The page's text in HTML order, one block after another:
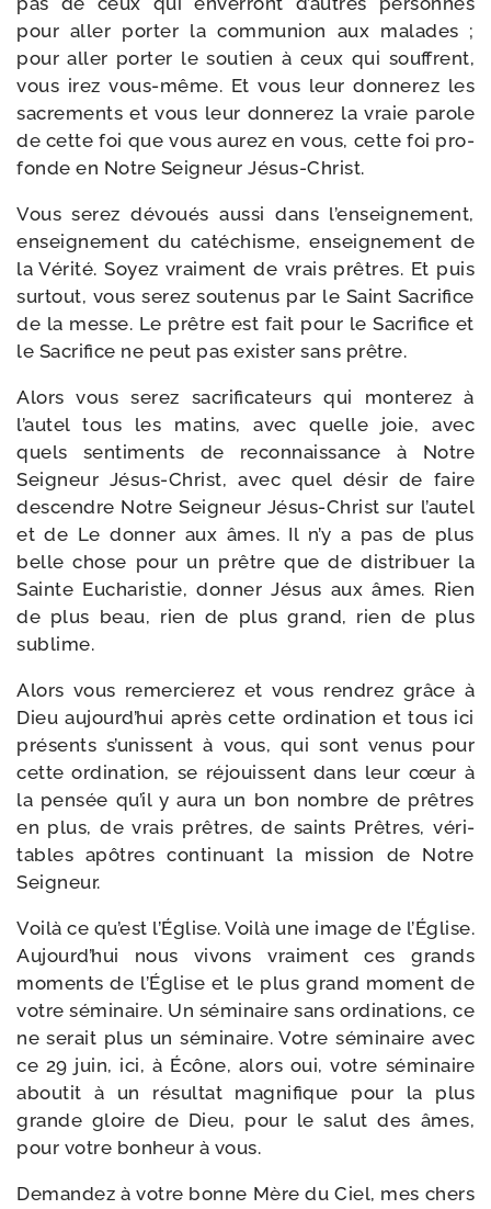
pour aller por­ter la com­mu­nion aux malades ;
pour aller por­ter le sou­tien à ceux qui souffrent,
vous irez vous-​même. Et vous leur don­ne­rez les
sacre­ments et vous leur don­ne­rez la vraie parole
de cette foi que vous aurez en vous, cette foi pro­
fonde en Notre Seigneur Jésus-Christ.
Vous serez dévoués aus­si dans l’enseignement,
ensei­gne­ment du caté­chisme, ensei­gne­ment de
la Vérité. Soyez vrai­ment de vrais prêtres. Et puis
sur­tout, vous serez sou­te­nus par le Saint Sacrifice
de la messe. Le prêtre est fait pour le Sacrifice et
le Sacrifice ne peut pas exis­ter sans prêtre.
Alors vous serez sacri­fi­ca­teurs qui mon­te­rez à
l’autel tous les matins, avec quelle joie, avec
quels sen­ti­ments de recon­nais­sance à Notre
Seigneur Jésus-​Christ, avec quel désir de faire
des­cendre Notre Seigneur Jésus-​Christ sur l’autel
et de Le don­ner aux âmes. Il n’y a pas de plus
belle chose pour un prêtre que de dis­tri­buer la
Sainte Eucharistie, don­ner Jésus aux âmes. Rien
de plus beau, rien de plus grand, rien de plus
sublime.
Alors vous remer­cie­rez et vous ren­drez grâce à
Dieu aujourd’hui après cette ordi­na­tion et tous ici
pré­sents s’unissent à vous, qui sont venus pour
cette ordi­na­tion, se réjouissent dans leur cœur à
la pen­sée qu’il y aura un bon nombre de prêtres
en plus, de vrais prêtres, de saints Prêtres, véri­
tables apôtres conti­nuant la mis­sion de Notre
Seigneur.
Voilà ce qu’est l’Église. Voilà une image de l’Église.
Aujourd’hui nous vivons vrai­ment ces grands
moments de l’Église et le plus grand moment de
votre sémi­naire. Un sémi­naire sans ordi­na­tions, ce
ne serait plus un sémi­naire. Votre sémi­naire avec
ce 29 juin, ici, à Écône, alors oui, votre sémi­naire
abou­tit à un résul­tat magni­fique pour la plus
grande gloire de Dieu, pour le salut des âmes,
pour votre bon­heur à vous.
Demandez à votre bonne Mère du Ciel, mes chers